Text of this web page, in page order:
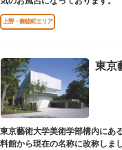
上野・御徒町エリア
東京
東京藝術大学美術学部構内にあ
料館から現在の名称に改称しま